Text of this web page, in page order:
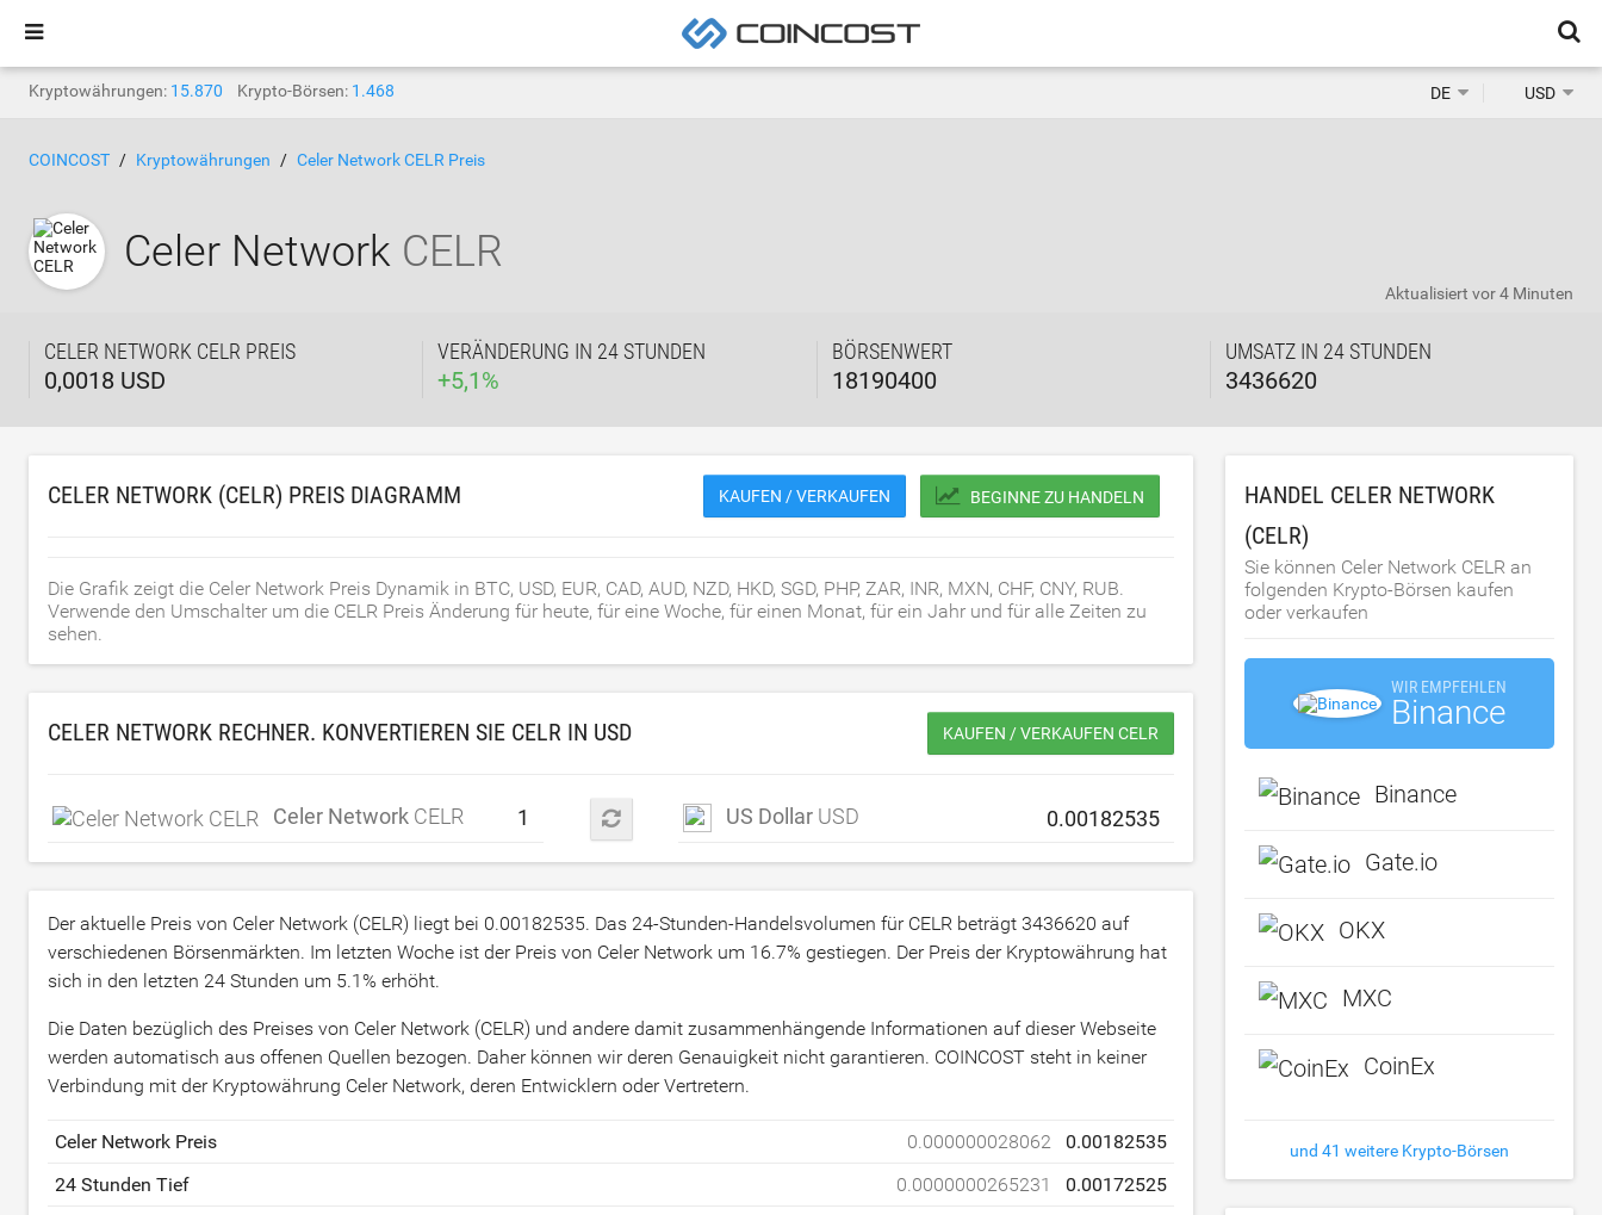
Kryptowährungen: 15.870 Krypto-Börsen: 1.468 DE USD
COINCOST Kryptowährungen Celer Network CELR Preis
Celer Network CELR
CELER NETWORK CELR PREIS
0,0018 USD
VERÄNDERUNG IN 24 STUNDEN
+5,1 %
BÖRSENWERT
18190400
UMSATZ IN 24 STUNDEN
3436620
Aktualisiert vor 4 Minuten
CELER NETWORK (CELR) PREIS DIAGRAMM KAUFEN / VERKAUFEN BEGINNE ZU HANDELN
Die Grafik zeigt die Celer Network Preis Dynamik in BTC, USD, EUR, CAD, AUD, NZD, HKD, SGD, PHP, ZAR, INR, MXN, CHF, CNY, RUB.
Verwende den Umschalter um die CELR Preis Änderung für heute, für eine Woche, für einen Monat, für ein Jahr und für alle Zeiten zu
sehen.
CELER NETWORK RECHNER. KONVERTIEREN SIE CELR IN USD KAUFEN / VERKAUFEN CELR
Celer Network CELR US Dollar USD
Der aktuelle Preis von Celer Network (CELR) liegt bei 0.00182535. Das 24-Stunden-Handelsvolumen für CELR beträgt 3436620 auf
verschiedenen Börsenmärkten. Im letzten Woche ist der Preis von Celer Network um 16.7% gestiegen. Der Preis der Kryptowährung hat
sich in den letzten 24 Stunden um 5.1% erhöht.
Die Daten bezüglich des Preises von Celer Network (CELR) und andere damit zusammenhängende Informationen auf dieser Webseite
werden automatisch aus offenen Quellen bezogen. Daher können wir deren Genauigkeit nicht garantieren. COINCOST steht in keiner
Verbindung mit der Kryptowährung Celer Network, deren Entwicklern oder Vertretern.
Celer Network Preis 0.000000028062
0.00182535
24 Stunden Tief
0.0000000265231
0.00172525
HANDEL CELER NETWORK
(CELR)
Sie können Celer Network CELR an
folgenden Krypto-Börsen kaufen
oder verkaufen
WIR EMPFEHLEN
Binance
Binance
Gate.io
OKX
MXC
CoinEx
und 41 weitere Krypto-Börsen